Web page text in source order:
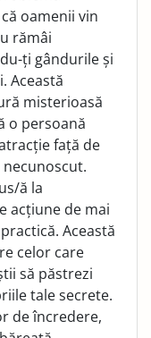
oamenii vin
rămâi
ți gândurile și
Această
misterioasă
o persoană
față de
ă la
acțiune de mai
Această
celor care
să păstrezi
tale secrete.
de încredere,